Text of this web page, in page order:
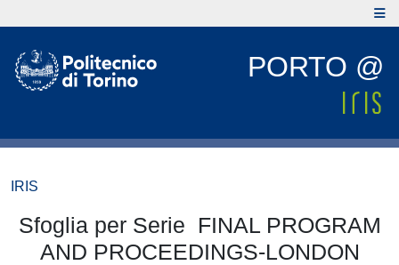
PORTO @
IRIS
Sfoglia per Serie FINAL PROGRAM
AND PROCEEDINGS-LONDON